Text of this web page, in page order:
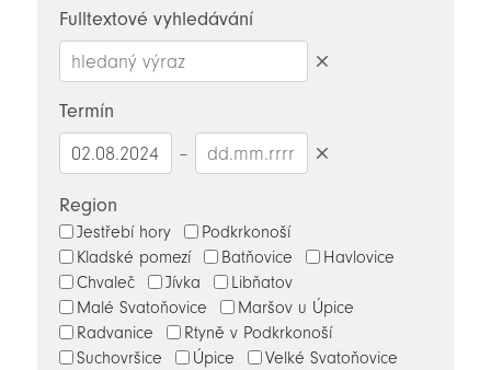
Fulltextové vyhledávání
Termín
–
Region
Jestřebí hory
Podkrkonoší
Kladské pomezí
Batňovice
Havlovice
Chvaleč
Jívka
Libňatov
Malé Svatoňovice
Maršov u Úpice
Radvanice
Rtyně v Podkrkonoší
Suchovršice
Úpice Velké Svatoňovice